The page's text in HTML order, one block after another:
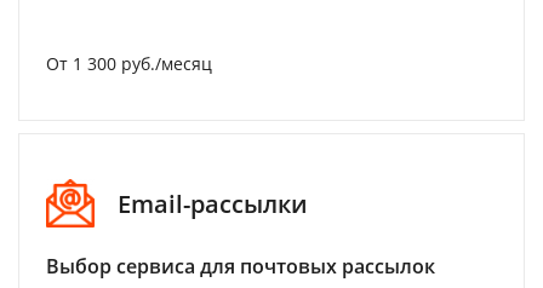
От 1 300 руб./месяц
Email-рассылки
Выбор сервиса для почтовых рассылок